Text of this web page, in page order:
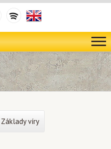
Základy víry